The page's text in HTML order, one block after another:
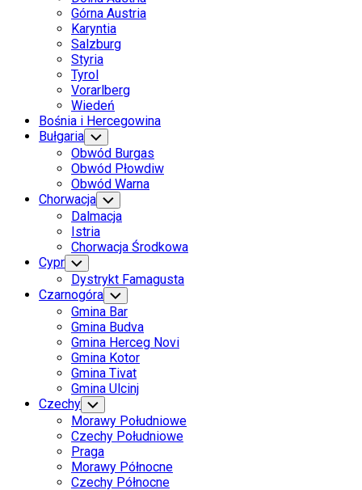
Górna Austria
Karyntia
Salzburg
Styria
Tyrol
Vorarlberg
Wiedeń
Bośnia i Hercegowina
Bułgaria Toggle
Child
Menu
Obwód Burgas
Obwód Płowdiw
Obwód Warna
Chorwacja Toggle
Child
Menu
Dalmacja
Istria
Chorwacja Środkowa
Cypr Toggle
Child
Menu
Dystrykt Famagusta
Czarnogóra Toggle
Child
Menu
Gmina Bar
Gmina Budva
Gmina Herceg Novi
Gmina Kotor
Gmina Tivat
Gmina Ulcinj
Czechy Toggle
Child
Menu
Morawy Południowe
Czechy Południowe
Praga
Morawy Północne
Czechy Północne